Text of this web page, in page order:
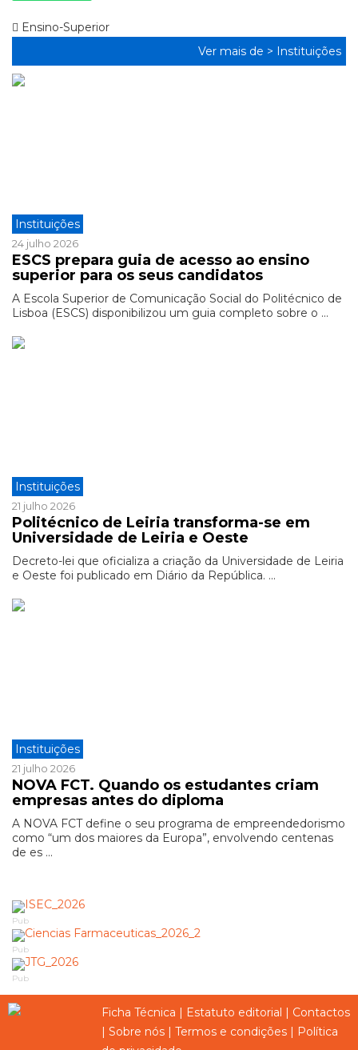
Ensino-Superior
Ver mais de > Instituições
Instituições
24 julho 2026
ESCS prepara guia de acesso ao ensino
superior para os seus candidatos
A Escola Superior de Comunicação Social do Politécnico de
Lisboa (ESCS) disponibilizou um guia completo sobre o ...
Instituições
21 julho 2026
Politécnico de Leiria transforma-se em
Universidade de Leiria e Oeste
Decreto-lei que oficializa a criação da Universidade de Leiria
e Oeste foi publicado em Diário da República. ...
Instituições
21 julho 2026
NOVA FCT. Quando os estudantes criam
empresas antes do diploma
A NOVA FCT define o seu programa de empreendedorismo
como “um dos maiores da Europa”, envolvendo centenas
de es ...
Pub
Pub
Pub
Ficha Técnica | Estatuto editorial | Contactos
| Sobre nós | Termos e condições | Política